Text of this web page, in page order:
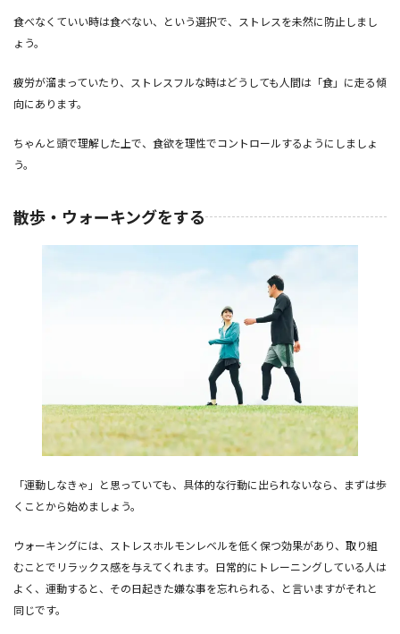
食べなくていい時は食べない、という選択で、ストレスを未然に防止しまし
ょう。
疲労が溜まっていたり、ストレスフルな時はどうしても人間は「食」に走る傾
向にあります。
ちゃんと頭で理解した上で、食欲を理性でコントロールするようにしましょ
う。
散歩・ウォーキングをする
「運動しなきゃ」と思っていても、具体的な行動に出られないなら、まずは歩
くことから始めましょう。
ウォーキングには、ストレスホルモンレベルを低く保つ効果があり、取り組
むことでリラックス感を与えてくれます。日常的にトレーニングしている人は
よく、運動すると、その日起きた嫌な事を忘れられる、と言いますがそれと
同じです。